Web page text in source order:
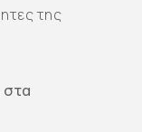
της
στα